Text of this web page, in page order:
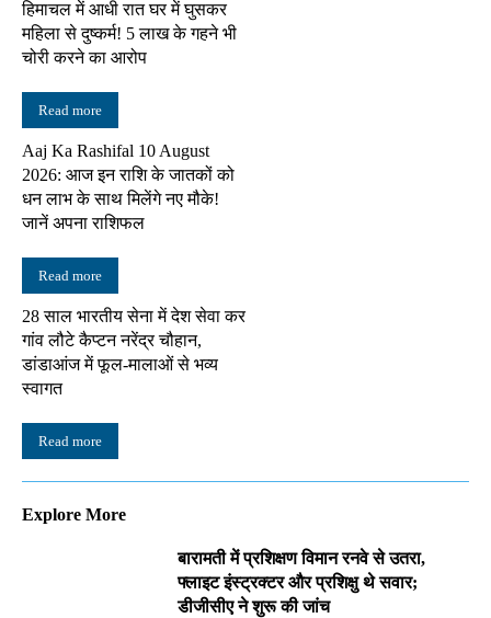
हिमाचल में आधी रात घर में घुसकर
महिला से दुष्कर्म! 5 लाख के गहने भी
चोरी करने का आरोप
Read more
Aaj Ka Rashifal 10 August
2026: आज इन राशि के जातकों को
धन लाभ के साथ मिलेंगे नए मौके!
जानें अपना राशिफल
Read more
28 साल भारतीय सेना में देश सेवा कर
गांव लौटे कैप्टन नरेंद्र चौहान,
डांडाआंज में फूल-मालाओं से भव्य
स्वागत
Read more
Explore More
बारामती में प्रशिक्षण विमान रनवे से उतरा,
फ्लाइट इंस्ट्रक्टर और प्रशिक्षु थे सवार;
डीजीसीए ने शुरू की जांच